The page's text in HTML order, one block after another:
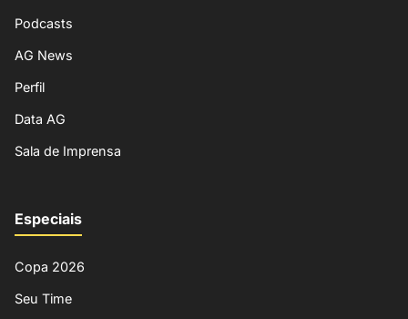
Podcasts
AG News
Perfil
Data AG
Sala de Imprensa
Especiais
Copa 2026
Seu Time